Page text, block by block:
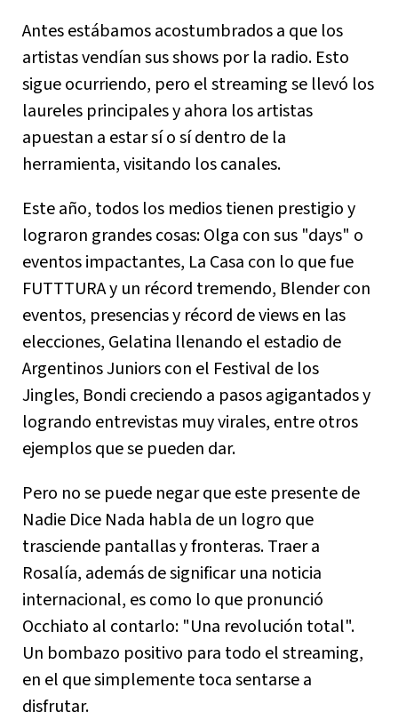
Antes estábamos acostumbrados a que los
artistas vendían sus shows por la radio. Esto
sigue ocurriendo, pero el streaming se llevó los
laureles principales y ahora los artistas
apuestan a estar sí o sí dentro de la
herramienta, visitando los canales.
Este año, todos los medios tienen prestigio y
lograron grandes cosas: Olga con sus "days" o
eventos impactantes, La Casa con lo que fue
FUTTTURA y un récord tremendo, Blender con
eventos, presencias y récord de views en las
elecciones, Gelatina llenando el estadio de
Argentinos Juniors con el Festival de los
Jingles, Bondi creciendo a pasos agigantados y
logrando entrevistas muy virales, entre otros
ejemplos que se pueden dar.
Pero no se puede negar que este presente de
Nadie Dice Nada habla de un logro que
trasciende pantallas y fronteras. Traer a
Rosalía, además de significar una noticia
internacional, es como lo que pronunció
Occhiato al contarlo: "Una revolución total".
Un bombazo positivo para todo el streaming,
en el que simplemente toca sentarse a
disfrutar.